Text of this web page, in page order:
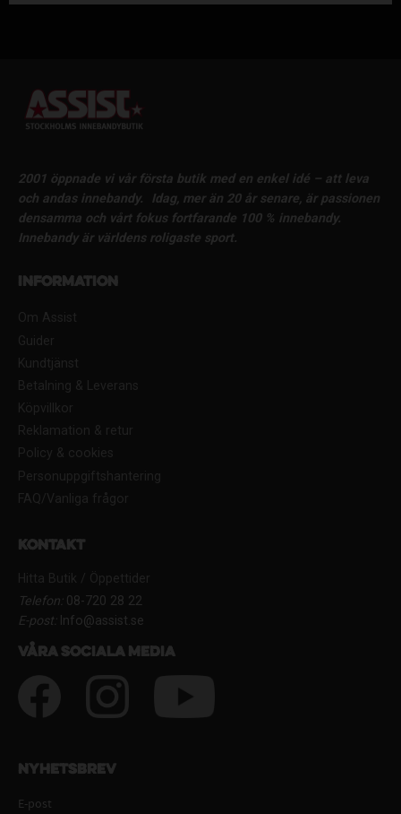
2001 öppnade vi vår första butik med en enkel idé – att leva
och andas innebandy.
Idag, mer än 20 år senare, är passionen
densamma och vårt fokus fortfarande 100 % innebandy.
Innebandy är världens roligaste sport.
Information
Om Assist
Guider
Kundtjänst
Betalning & Leverans
Köpvillkor
Reklamation & retur
Policy & cookies
Personuppgiftshantering
FAQ/Vanliga frågor
Kontakt
Hitta Butik / Öppettider
Telefon:08-720 28 22
E-post:Info@assist.se
Våra sociala media
Nyhetsbrev
E-post